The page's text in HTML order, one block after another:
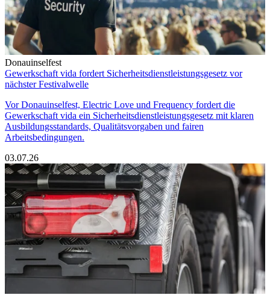
Donauinselfest
Gewerkschaft vida fordert Sicherheitsdienstleistungsgesetz vor
nächster Festivalwelle
Vor Donauinselfest, Electric Love und Frequency fordert die
Gewerkschaft vida ein Sicherheitsdienstleistungsgesetz mit klaren
Ausbildungsstandards, Qualitätsvorgaben und fairen
Arbeitsbedingungen.
03.07.26